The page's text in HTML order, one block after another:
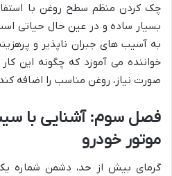
چک کردن منظم سطح روغن با
بسیار ساده و در عین حال حیاتی
به آسیب های جبران ناپذیر و
خواننده می آموزد که چگونه این
صورت نیاز، روغن مناسب را اضافه
فصل سوم: آشنایی با
موتور خودرو
گرمای بیش از حد، دشمن شماره